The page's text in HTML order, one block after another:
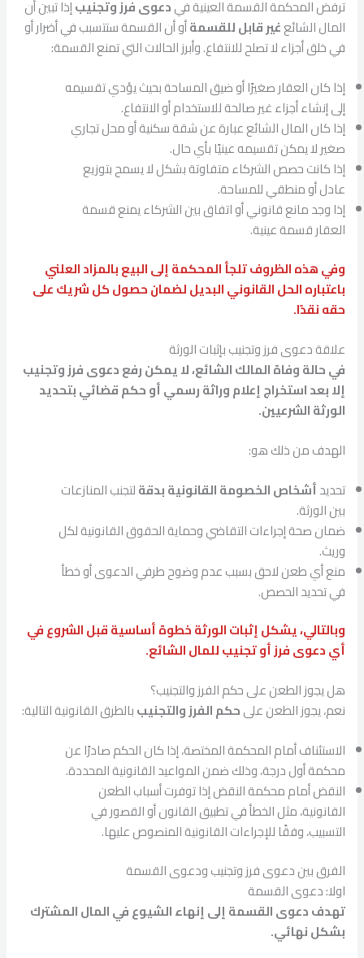
ترفض المحكمة القسمة العينية فيدعوى فرز وتجنيبإذا تبين أن
المال الشائعغير قابل للقسمةأو أن القسمة ستتسبب في أضرار أو
في خلق أجزاء لا تصلح للانتفاع. وأبرز الحالات التي تمنع القسمة:
إذا كان العقار صغيرًا أو ضيق المساحة بحيث يؤدي تقسيمه
إلى إنشاء أجزاء غير صالحة للاستخدام أو الانتفاع.
إذا كان المال الشائع عبارة عن شقة سكنية أو محل تجاري
صغير لا يمكن تقسيمه عينيًا بأي حال.
إذا كانت حصص الشركاء متفاوتة بشكل لا يسمح بتوزيع
عادل أو منطقي للمساحة.
إذا وجد مانع قانوني أو اتفاق بين الشركاء يمنع قسمة
العقار قسمة عينية.
وفي هذه الظروف تلجأ المحكمة إلى البيع بالمزاد العلني
باعتباره الحل القانوني البديل لضمان حصول كل شريك على
حقه نقدًا.
علاقة دعوى فرز وتجنيب بإثبات الورثة
في حالة وفاة المالك الشائع، لا يمكن رفع دعوى فرز وتجنيب
إلا بعد استخراج إعلام وراثة رسمي أو حكم قضائي بتحديد
الورثة الشرعيين.
الهدف من ذلك هو:
تحديدأشخاص الخصومة القانونية بدقةلتجنب المنازعات
بين الورثة.
ضمان صحة إجراءات التقاضي وحماية الحقوق القانونية لكل
وريث.
منع أي طعن لاحق بسبب عدم وضوح طرفي الدعوى أو خطأ
في تحديد الحصص.
وبالتالي، يشكل إثبات الورثة خطوة أساسية قبل الشروع في
أي دعوى فرز أو تجنيب للمال الشائع.
هل يجوز الطعن على حكم الفرز والتجنيب؟
نعم، يجوز الطعن علىحكم الفرز والتجنيببالطرق القانونية التالية:
الاستئناف أمام المحكمة المختصة، إذا كان الحكم صادرًا عن
محكمة أول درجة، وذلك ضمن المواعيد القانونية المحددة.
النقض أمام محكمة النقض إذا توفرت أسباب الطعن
القانونية، مثل الخطأ في تطبيق القانون أو القصور في
التسبيب، وفقًا للإجراءات القانونية المنصوص عليها.
الفرق بين دعوى فرز وتجنيب ودعوى القسمة
اولا: دعوى القسمة
تهدف دعوى القسمة إلى إنهاء الشيوع في المال المشترك
بشكل نهائي.